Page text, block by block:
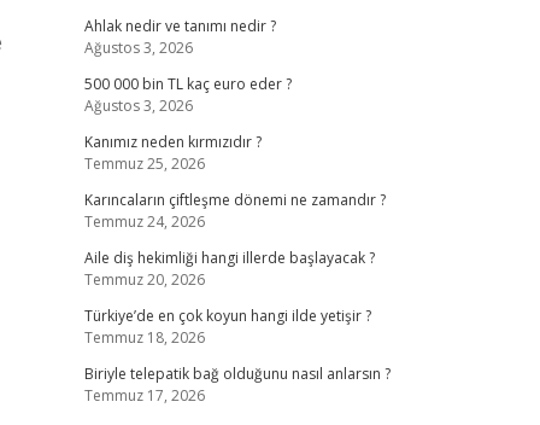
Ahlak nedir ve tanımı nedir ?
Ağustos 3, 2026
500 000 bin TL kaç euro eder ?
Ağustos 3, 2026
Kanımız neden kırmızıdır ?
Temmuz 25, 2026
Karıncaların çiftleşme dönemi ne zamandır ?
Temmuz 24, 2026
Aile diş hekimliği hangi illerde başlayacak ?
Temmuz 20, 2026
Türkiye’de en çok koyun hangi ilde yetişir ?
Temmuz 18, 2026
Biriyle telepatik bağ olduğunu nasıl anlarsın ?
Temmuz 17, 2026